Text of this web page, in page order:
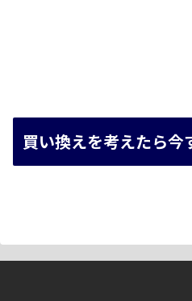
買い換えを考えたら今